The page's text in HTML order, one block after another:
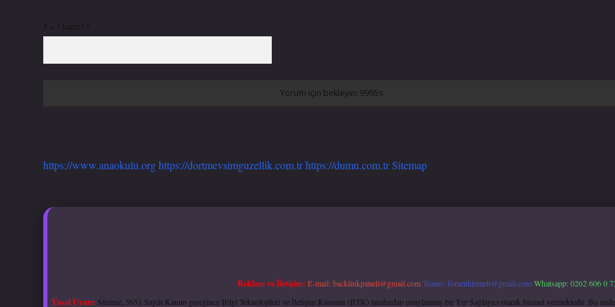
5 + 3 kaçtır?
https://www.anaokulu.orghttps://dortmevsimguzellik.com.trhttps://dumu.com.trSitemap
Reklam ve İletişim: E-mail:backlinkpaneli@gmail.comTeams: forumhizmeti@gmail.comWhatsapp: 0262 606 0
Yasal Uyarı: Sitemiz, 5651 Sayılı Kanun gereğince Bilgi Teknolojileri ve İletişim Kurumu (BTK) tarafından onaylanmış bir Yer Sağlayıcı olarak hizmet vermektedir. Bu